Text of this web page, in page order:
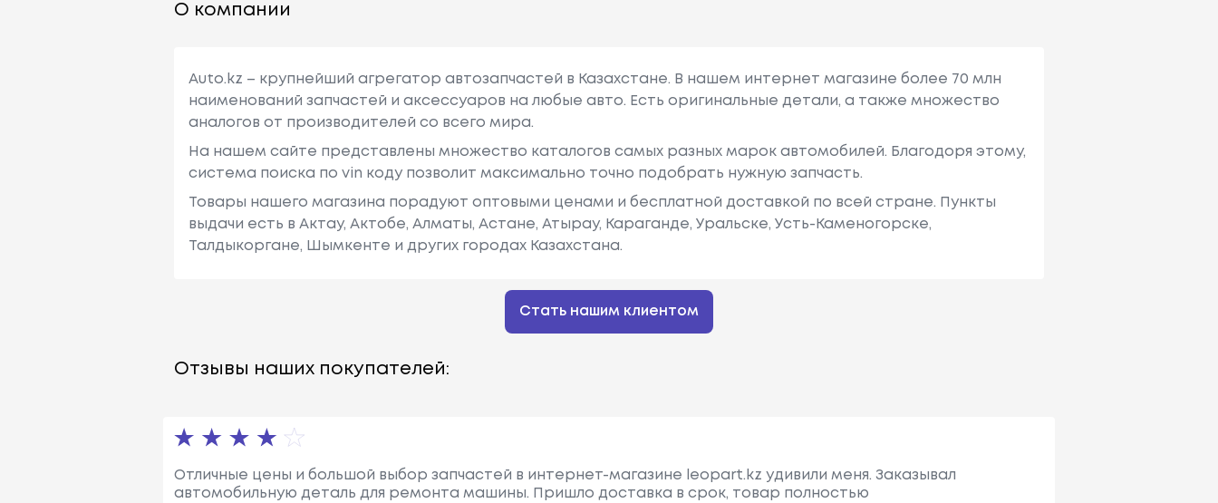
О компании
Auto.kz – крупнейший агрегатор автозапчастей в Казахстане. В нашем интернет магазине более 70 млн
наименований запчастей и аксессуаров на любые авто. Есть оригинальные детали, а также множество
аналогов от производителей со всего мира.
На нашем сайте представлены множество каталогов самых разных марок автомобилей. Благодоря этому,
система поиска по vin коду позволит максимально точно подобрать нужную запчасть.
Товары нашего магазина порадуют оптовыми ценами и бесплатной доставкой по всей стране. Пункты
выдачи есть в Актау, Актобе, Алматы, Астане, Атырау, Караганде, Уральске, Усть-Каменогорске,
Талдыкоргане, Шымкенте и других городах Казахстана.
Стать нашим клиентом
Отзывы наших покупателей:
Отличные цены и большой выбор запчастей в интернет-магазине leopart.kz удивили меня. Заказывал
автомобильную деталь для ремонта машины. Пришло доставка в срок, товар полностью